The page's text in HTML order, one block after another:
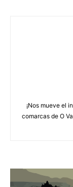
¡Nos mueve el
comarcas de O